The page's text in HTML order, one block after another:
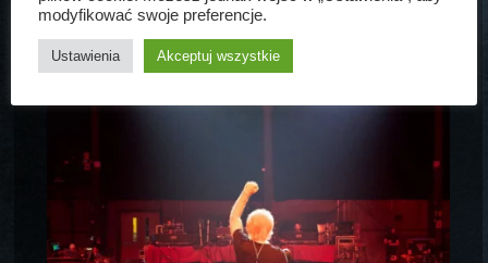
modyfikować swoje preferencje.
Ustawienia Akceptuj wszystkie